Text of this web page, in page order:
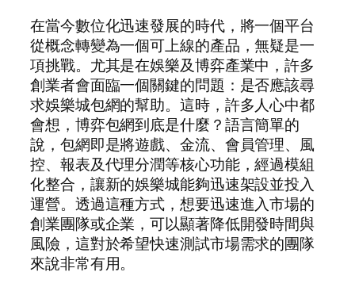
在當今數位化迅速發展的時代，將一個平台
從概念轉變為一個可上線的產品，無疑是一
項挑戰。尤其是在娛樂及博弈產業中，許多
創業者會面臨一個關鍵的問題：是否應該尋
求娛樂城包網的幫助。這時，許多人心中都
會想，博弈包網到底是什麼？語言簡單的
說，包網即是將遊戲、金流、會員管理、風
控、報表及代理分潤等核心功能，經過模組
化整合，讓新的娛樂城能夠迅速架設並投入
運營。透過這種方式，想要迅速進入市場的
創業團隊或企業，可以顯著降低開發時間與
風險，這對於希望快速測試市場需求的團隊
來說非常有用。